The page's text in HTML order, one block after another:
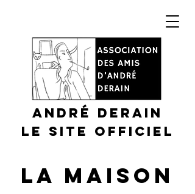
André DERAIN
Le site officiel
LA MAISON